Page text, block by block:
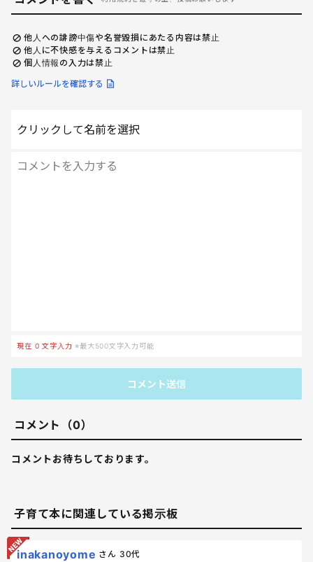
他人への誹謗中傷や名誉毀損にあたる内容は禁止
他人に不快感を与えるコメントは禁止
個人情報の入力は禁止
詳しいルールを確認する
クリックして名前を選択
現在 0 文字入力 ※最大500文字入力可能
コメント送信
コメント（0）
コメントお待ちしております。
子育て本に関連している掲示板
inakanoyome さん 30代